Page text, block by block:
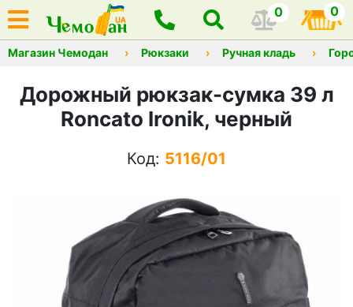
0 0
Магазин Чемодан Рюкзаки Ручная кладь
Дорожный рюкзак-сумка 39 л
Roncato Ironik, черный
Код: 5116/01